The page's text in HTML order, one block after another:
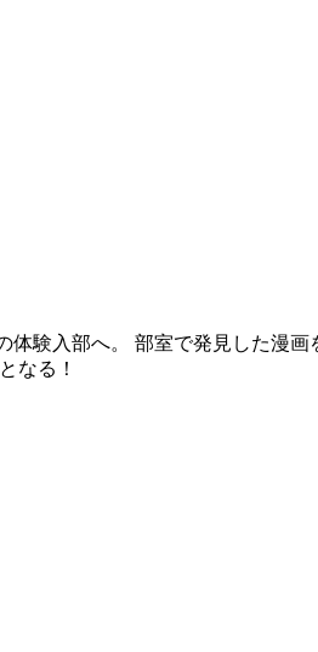
験入部へ。 部室で発見した漫
なる！